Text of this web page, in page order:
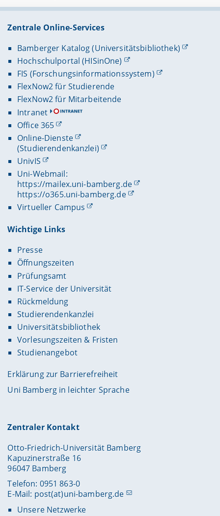
Zentrale Online-Services
Bamberger Katalog (Universitätsbibliothek)
Hochschulportal (HISinOne)
FIS (Forschungsinformationssystem)
FlexNow2 für Studierende
FlexNow2 für Mitarbeitende
Intranet
Office 365
Online-Dienste
(Studierendenkanzlei)
UnivIS
Uni-Webmail:
https://mailex.uni-bamberg.de
https://o365.uni-bamberg.de
Virtueller Campus
Wichtige Links
Presse
Öffnungszeiten
Prüfungsamt
IT-Service der Universität
Rückmeldung
Studierendenkanzlei
Universitätsbibliothek
Vorlesungszeiten & Fristen
Studienangebot
Erklärung zur Barrierefreiheit
Uni Bamberg in leichter Sprache
Zentraler Kontakt
Otto-Friedrich-Universität Bamberg
Kapuzinerstraße 16
96047 Bamberg
Telefon: 0951 863-0
E-Mail: post(at)uni-bamberg.de
Unsere Netzwerke